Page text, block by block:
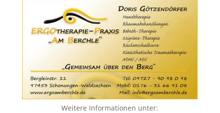
Weitere Informationen unter: